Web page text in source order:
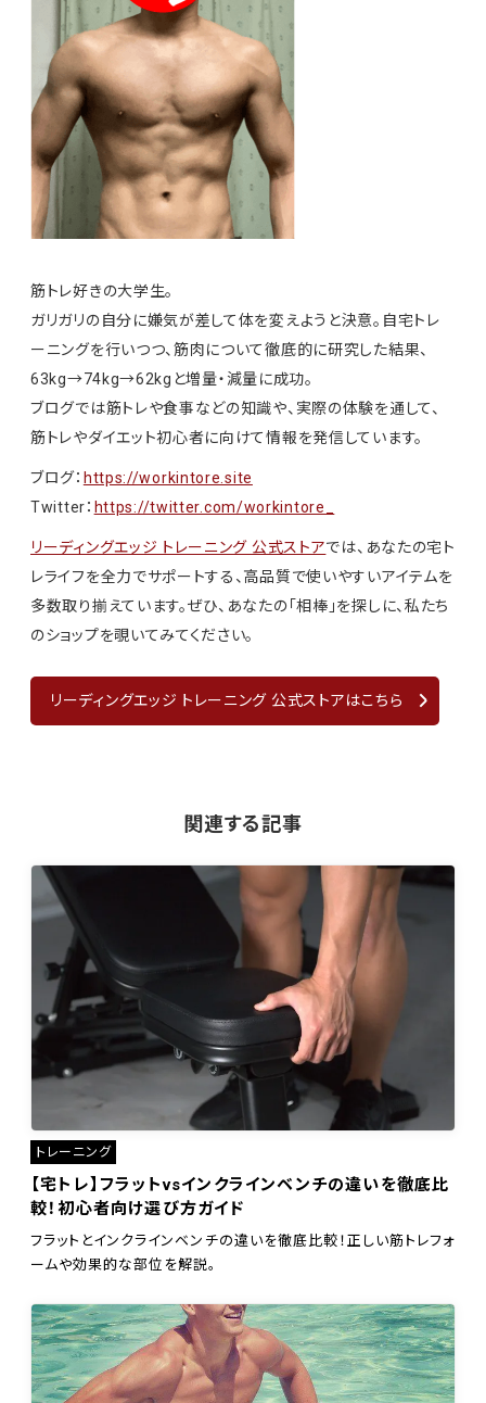
筋トレ好きの大学生。
ガリガリの自分に嫌気が差して体を変えようと決意。自宅トレ
ーニングを行いつつ、筋肉について徹底的に研究した結果、
63kg→74kg→62kgと増量・減量に成功。
ブログでは筋トレや食事などの知識や、実際の体験を通して、
筋トレやダイエット初心者に向けて情報を発信しています。
ブログ： https://workintore.site
Twitter： https://twitter.com/workintore_
リーディングエッジ トレーニング 公式ストアでは、あなたの宅ト
レライフを全力でサポートする、高品質で使いやすいアイテムを
多数取り揃えています。ぜひ、あなたの「相棒」を探しに、私たち
のショップを覗いてみてください。
リーディングエッジ トレーニング 公式ストアはこちら
関連する記事
トレーニング
【宅トレ】フラットvsインクラインベンチの違いを徹底比
較！初心者向け選び方ガイド
フラットとインクラインベンチの違いを徹底比較！正しい筋トレフォ
ームや効果的な部位を解説。